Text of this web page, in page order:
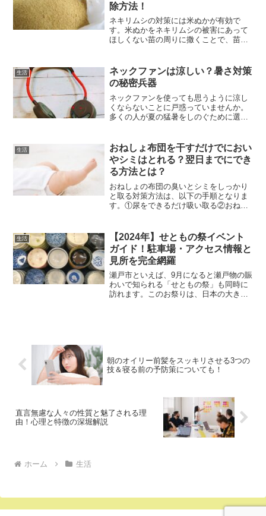
除方法！
ネキリムシの対策には米ぬかが有効で
す。米ぬかをネキリムシの被害にあって
ほしくない苗の周りに撒くことで、苗で
ただし、この方法は米ぬかを好む他の害
虫を呼び寄せてしまう可能性...
生活
ネックファンは涼しい？暑さ対策
の秘密兵器
ネックファンを使っても思うように涼し
くならないことに戸惑っていませんか。
多くの人が夏の猛暑をしのぐために選ぶ
この記事で、なぜネックファンが期待し
たほどの効果を発揮しない...
生活
おねしょ布団を干すだけでにおい
やシミはとれる？翌日までにでき
る方法とは？
おねしょの布団の臭いとシミをしっかり
と取る対策方法は、以下の手順となりま
す。①尿をできるだけ吸い取る②おねし
を流すイメージでお湯をかける→絞る→
お湯をかける④しっかり...
生活
【2024年】せともの祭イベント
ガイド！駐車場・アクセス情報と
見所を完全網羅
瀬戸市といえば、9月になると瀬戸物の賑
わいで知られる「せともの祭」も同時に
訪れます。このお祭りは、日本の大きな
朝のオイリー前髪をスッキリさせる3つの
技＆寝る前の予防策についても！
直言無慮な人々の性質と魅了される理
由！心理と特徴の深堀解説
ホーム 生活